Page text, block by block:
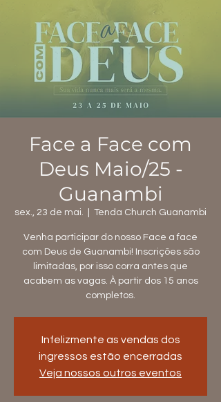
Face a Face com
Deus Maio/25 -
Guanambi
sex., 23 de mai. Tenda Church Guanambi
Venha participar do nosso Face a face
com Deus de Guanambi! Inscrições são
limitadas, por isso corra antes que
acabem as vagas. À partir dos 15 anos
completos.
Infelizmente as vendas dos
ingressos estão encerradas
Veja nossos outros eventos